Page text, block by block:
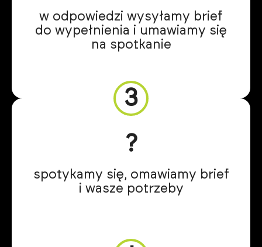
w odpowiedzi wysyłamy brief
do wypełnienia i umawiamy się
na spotkanie
3
?
spotykamy się, omawiamy brief
i wasze potrzeby